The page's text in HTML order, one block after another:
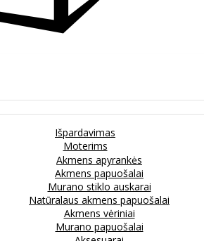
Išpardavimas
Moterims
Akmens apyrankės
Akmens papuošalai
Murano stiklo auskarai
Natūralaus akmens papuošalai
Akmens vėriniai
Murano papuošalai